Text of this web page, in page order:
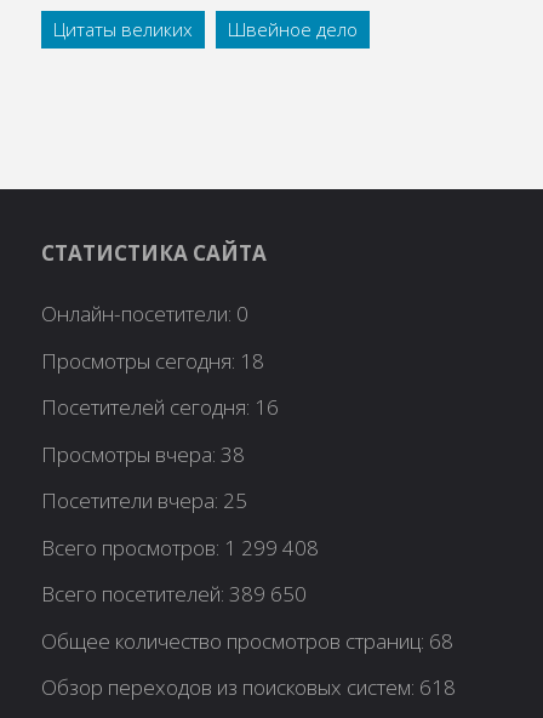
Цитаты великих
Швейное дело
СТАТИСТИКА САЙТА
Онлайн-посетители: 0
Просмотры сегодня: 18
Посетителей сегодня: 16
Просмотры вчера:38
Посетители вчера: 25
Всего просмотров: 1 299 408
Всего посетителей:389 650
Общее количество просмотров страниц: 68
Обзор переходов из поисковых систем: 618